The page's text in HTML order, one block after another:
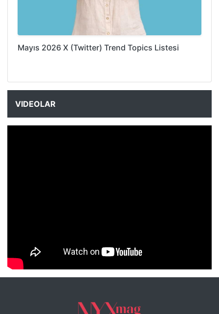
Mayıs 2026 X (Twitter) Trend Topics Listesi
VIDEOLAR
NYXmag 2. Yaş Kutlama Etkinliği